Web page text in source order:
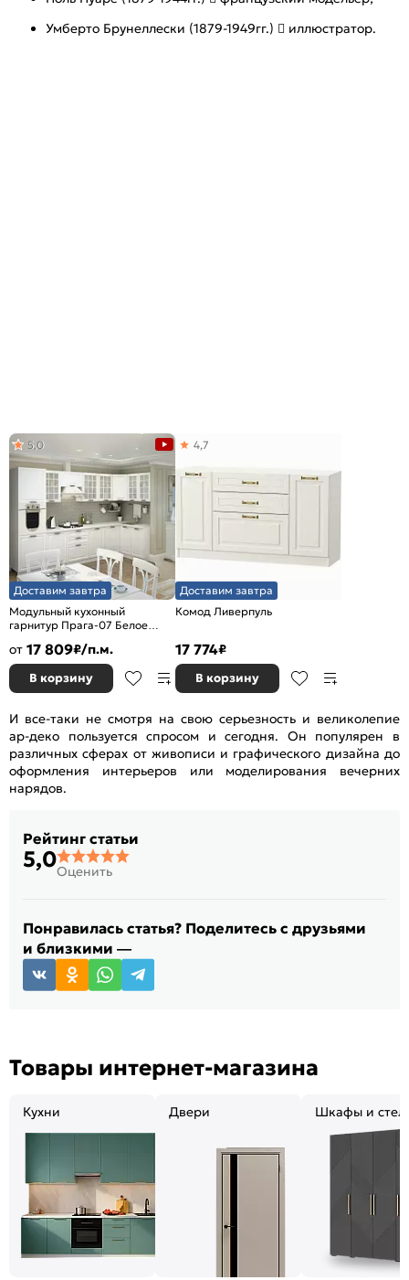
Умберто Брунеллески (1879-1949гг.)  иллюстратор.
Доставим завтра
Модульный кухонный
гарнитур Прага-07 Белое
2132x3300/1490x600
5,0
от 17 809₽/п.м.
В корзину
Доставим завтра
Комод Ливерпуль
4,7
17 774₽
В корзину
И все-таки не смотря на свою серьезность и великолепие
ар-деко пользуется спросом и сегодня. Он популярен в
различных сферах от живописи и графического дизайна до
оформления интерьеров или моделирования вечерних
нарядов.
Рейтинг статьи
5,0Оценить
Понравилась статья? Поделитесь с друзьями
и близкими —
Товары интернет-магазина
Кухни Двери Шкафы и